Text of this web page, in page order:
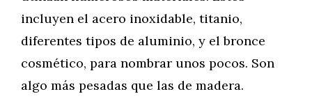
incluyen el acero inoxidable, titanio,
diferentes tipos de aluminio, y el bronce
cosmético, para nombrar unos pocos. Son
algo más pesadas que las de madera.